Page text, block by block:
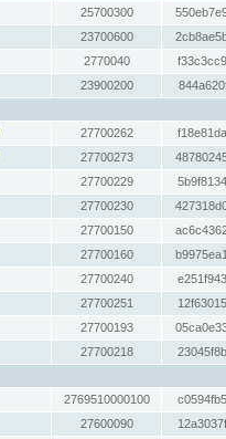
25700300
23700600
2770040
23900200
27700262
27700273
27700229
27700230
27700150
27700160
27700240
27700251
27700193
27700218
2769510000100
27600090